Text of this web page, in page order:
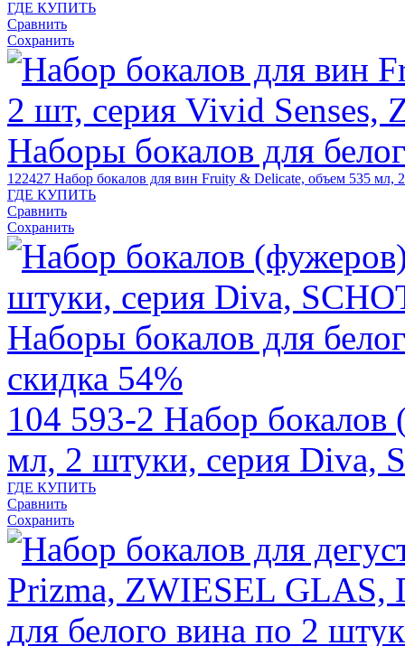
ГДЕ КУПИТЬ
Сравнить
Сохранить
122427 Набор бокалов для вин Fruity & Delicate, объем 535 мл,
ГДЕ КУПИТЬ
Сравнить
Сохранить
скидка 54%
104 593-2 Набор бокалов
мл, 2 штуки, серия Diva,
ГДЕ КУПИТЬ
Сравнить
Сохранить